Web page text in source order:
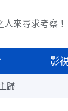
來尋求考察！
影
歸